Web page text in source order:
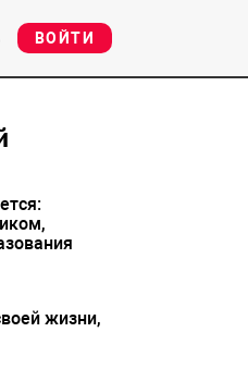
ВОЙТИ
жизни,